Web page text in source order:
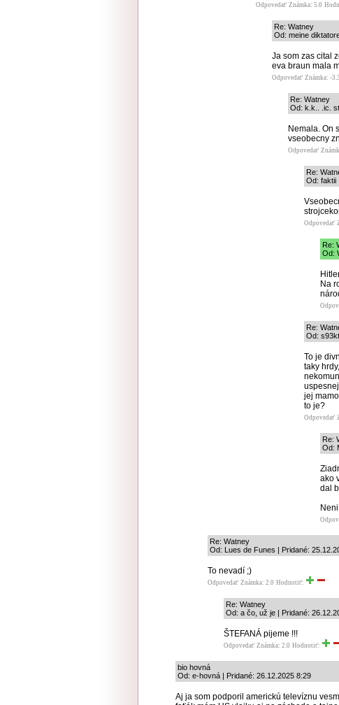
Odpovedať Známka: 5.0
Re: Watney
Od: meine
Ja som zas cital
eva braun mala
Odpovedať Známka: -3.3
Re: Watney
Od: k.k.. .ic.
Nemala. On
vseobecny
Odpovedať
Re:
Od: faktii
Odpovedať
Re:
Od:
Na
Re:
Od:
To je
taky
jej
to je?
Odpovedať
Re:
Od:
ako
dal
Re: Watney
Od: Lues de Funes | Pridané:
To nevadí ;)
Odpovedať Známka: 2.0 Hodnotiť:
Re: Watney
Od: a čo, už je | Pridané:
ŠTEFANÁ pijeme !!!
Odpovedať Známka: 2.0 Hodnotiť:
bio hovná
Od: e-hovná | Pridané: 26.12.2025 8:29
Aj ja som podporil americkú televíznu